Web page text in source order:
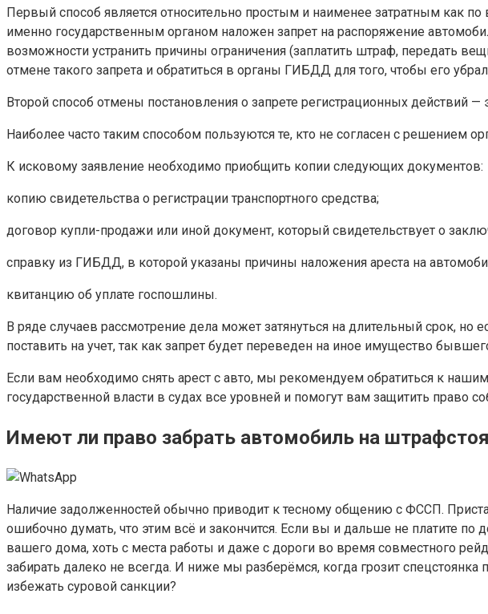
Первый способ является относительно простым и наименее затратным как
именно государственным органом наложен запрет на распоряжение
возможности устранить причины ограничения (заплатить штраф, передать
отмене такого запрета и обратиться в органы ГИБДД для того, чтобы его
Второй способ отмены постановления о запрете регистрационных действий
Наиболее часто таким способом пользуются те, кто не согласен с решением
К исковому заявление необходимо приобщить копии следующих документов:
копию свидетельства о регистрации транспортного средства;
договор купли-продажи или иной документ, который свидетельствует о
справку из ГИБДД, в которой указаны причины наложения ареста на
квитанцию об уплате госпошлины.
В ряде случаев рассмотрение дела может затянуться на длительный срок,
поставить на учет, так как запрет будет переведен на иное имущество
Если вам необходимо снять арест с авто, мы рекомендуем обратиться к
государственной власти в судах все уровней и помогут вам защитить право
Имеют ли право забрать автомобиль на
Наличие задолженностей обычно приводит к тесному общению с ФССП.
ошибочно думать, что этим всё и закончится. Если вы и дальше не платите
вашего дома, хоть с места работы и даже с дороги во время совместного
забирать далеко не всегда. И ниже мы разберёмся, когда грозит
избежать суровой санкции?